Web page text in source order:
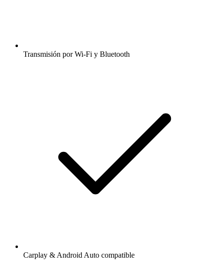
Transmisión por Wi-Fi y Bluetooth
Carplay & Android Auto compatible